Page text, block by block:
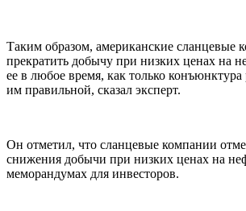
Таким образом, американские сланцевые
прекратить добычу при низких ценах на
ее в любое время, как только
им правильной, сказал эксперт.
Он отметил, что сланцевые компании
снижения добычи при низких ценах на
меморандумах для инвесторов.